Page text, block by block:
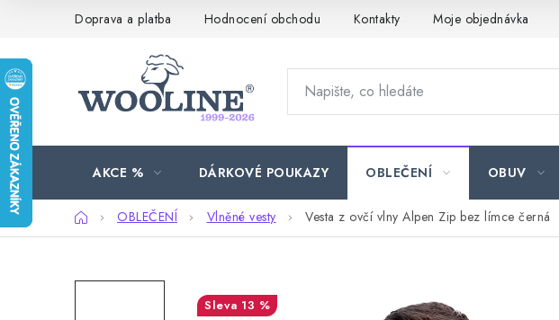
Doprava a platba Hodnocení obchodu Kontakty Moje objednávka
AKCE % DÁRKOVÉ POUKAZY OBLEČENÍ OBUV
DomůOBLEČENÍ Vlněné vesty Vesta z ovčí vlny Alpen Zip bez límce černá
13 %